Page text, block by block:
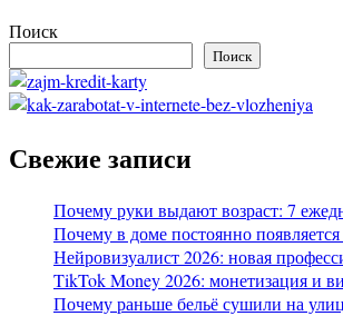
Поиск
Поиск
Свежие записи
Почему руки выдают возраст: 7
Почему в доме постоянно
Нейровизуалист 2026: новая
TikTok Money 2026: монетизация и
Почему раньше бельё сушили на